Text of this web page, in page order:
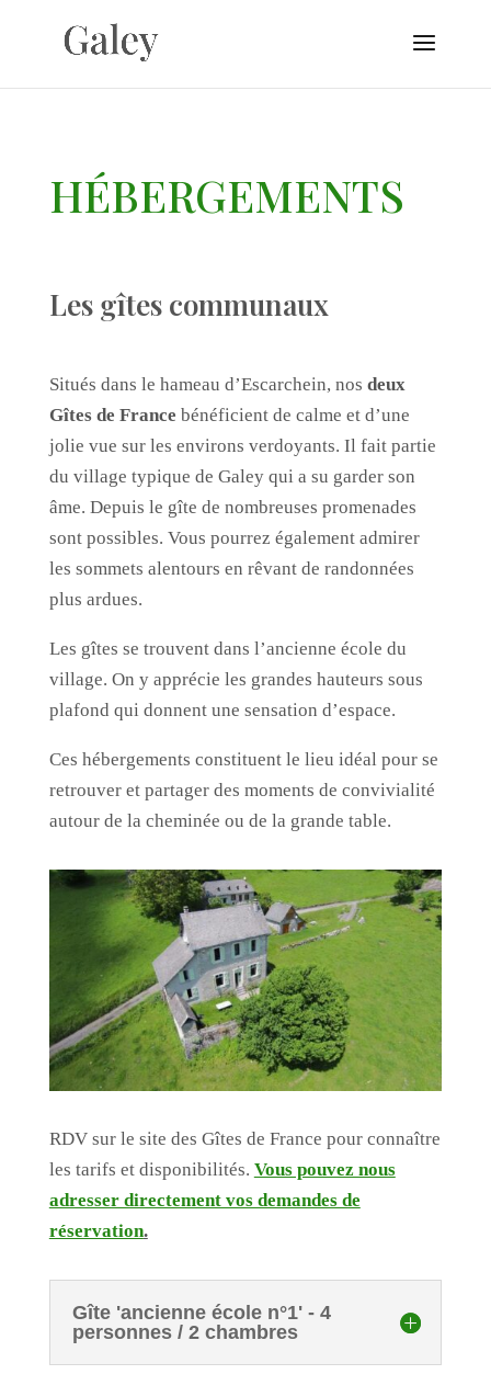
HÉBERGEMENTS
Les gîtes communaux
Situés dans le hameau d’Escarchein, nos deux
Gîtes de France bénéficient de calme et d’une
jolie vue sur les environs verdoyants. Il fait partie
du village typique de Galey qui a su garder son
âme. Depuis le gîte de nombreuses promenades
sont possibles. Vous pourrez également admirer
les sommets alentours en rêvant de randonnées
plus ardues.
Les gîtes se trouvent dans l’ancienne école du
village. On y apprécie les grandes hauteurs sous
plafond qui donnent une sensation d’espace.
Ces hébergements constituent le lieu idéal pour se
retrouver et partager des moments de convivialité
autour de la cheminée ou de la grande table.
RDV sur le site des Gîtes de France pour connaître
les tarifs et disponibilités. Vous pouvez nous
adresser directement vos demandes de
réservation.
Gîte 'ancienne école n°1' - 4
personnes / 2 chambres